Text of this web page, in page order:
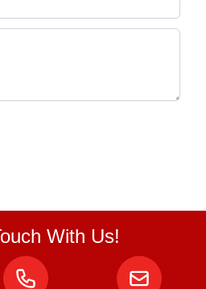
With Us!